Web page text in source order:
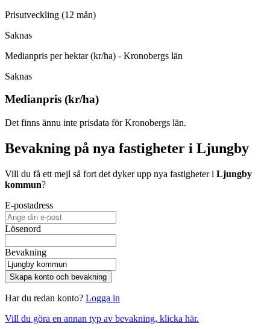
Prisutveckling (12 mån)
Saknas
Medianpris per hektar (kr/ha) - Kronobergs län
Saknas
Medianpris (kr/ha)
Det finns ännu inte prisdata för Kronobergs län.
Bevakning på nya fastigheter i Ljungby
Vill du få ett mejl så fort det dyker upp nya fastigheter i Ljungby
kommun?
E-postadress
Lösenord
Bevakning
Skapa konto och bevakning
Har du redan konto? Logga in
Vill du göra en annan typ av bevakning, klicka här.